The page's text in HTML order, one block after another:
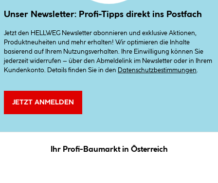
Unser Newsletter: Profi-Tipps direkt ins Postfach
Jetzt den HELLWEG Newsletter abonnieren und exklusive Aktionen,
Produktneuheiten und mehr erhalten! Wir optimieren die Inhalte
basierend auf Ihrem Nutzungsverhalten. Ihre Einwilligung können Sie
jederzeit widerrufen – über den Abmeldelink im Newsletter oder in Ihrem
Kundenkonto. Details finden Sie in den
Datenschutzbestimmungen
JETZT ANMELDEN
Ihr Profi-Baumarkt in Österreich